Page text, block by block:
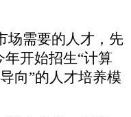
场需要的人才，先
开始招生“计算
向”的人才培养模